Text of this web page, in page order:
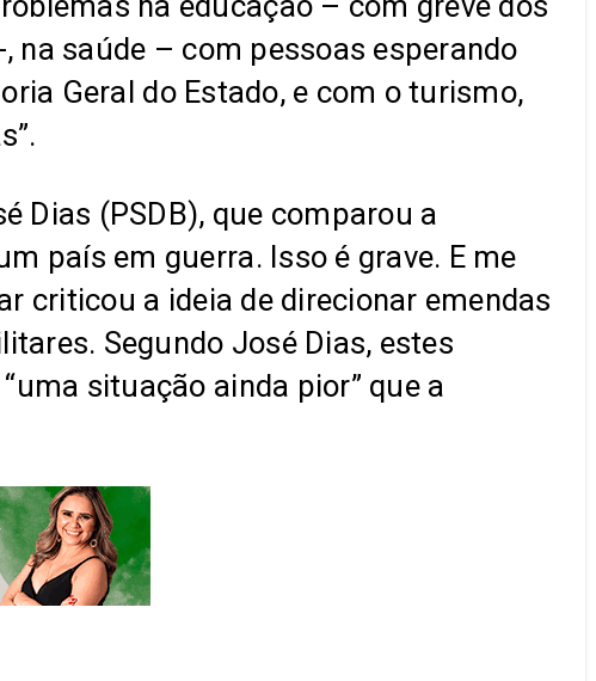
na saúde – com pessoas esperando
Geral do Estado, e com o turismo,
Dias (PSDB), que comparou a
país em guerra. Isso é grave. E me
criticou a ideia de direcionar emendas
Segundo José Dias, estes
situação ainda pior” que a